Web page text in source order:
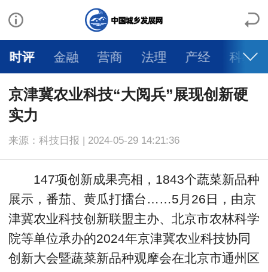
时评 金融 营商 法理 产经 科教
京津冀农业科技“大阅兵”展现创新硬
实力
来源：科技日报 | 2024-05-29 14:21:36
147项创新成果亮相，1843个蔬菜新品种
展示，番茄、黄瓜打擂台……5月26日，由京
津冀农业科技创新联盟主办、北京市农林科学
院等单位承办的2024年京津冀农业科技协同
创新大会暨蔬菜新品种观摩会在北京市通州区